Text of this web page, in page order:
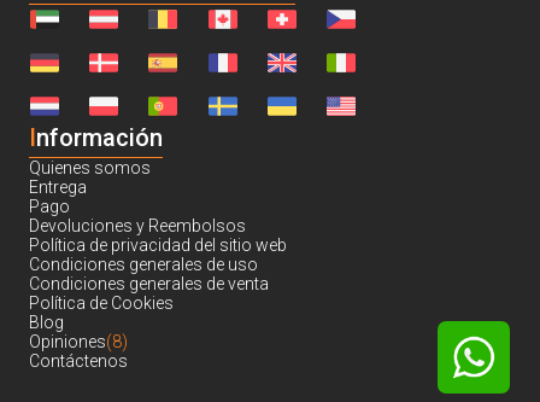
Información
Quienes somos
Entrega
Pago
Devoluciones y Reembolsos
Política de privacidad del sitio web
Condiciones generales de uso
Condiciones generales de venta
Política de Cookies
Blog
Opiniones(8)
Contáctenos